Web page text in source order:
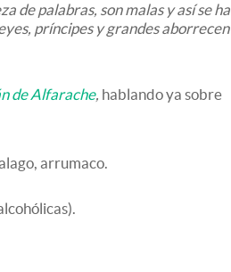
de palabras, son malas y así se ha
príncipes y grandes aborrecen
de Alfarache, hablando ya sobre
arrumaco.